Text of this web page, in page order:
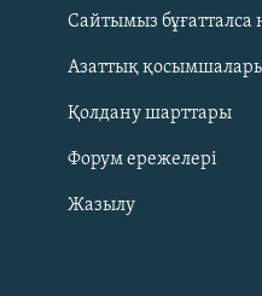
Русский
ЖАЗЫЛЫҢЫЗ
Сайтымыз бұғатталса
Азаттық
Қолдану шарттары
Форум ережелері
Жазылу